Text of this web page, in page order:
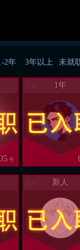
2年 3年以上 未就
号
1年
新人